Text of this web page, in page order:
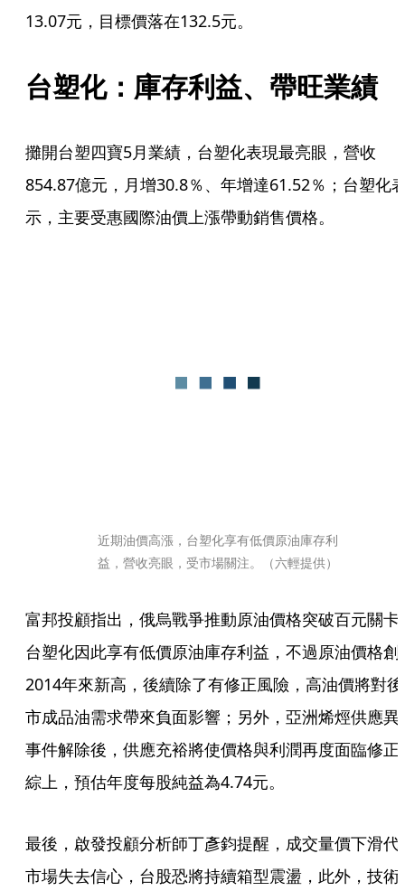
13.07元，目標價落在132.5元。
台塑化：庫存利益、帶旺業績
攤開台塑四寶5月業績，台塑化表現最亮眼，營收
854.87億元，月增30.8％、年增達61.52％；台塑化
示，主要受惠國際油價上漲帶動銷售價格。
近期油價高漲，台塑化享有低價原油庫存利
益，營收亮眼，受市場關注。（六輕提供）
富邦投顧指出，俄烏戰爭推動原油價格突破百元關卡
台塑化因此享有低價原油庫存利益，不過原油價格創
2014年來新高，後續除了有修正風險，高油價將對後
市成品油需求帶來負面影響；另外，亞洲烯烴供應異
事件解除後，供應充裕將使價格與利潤再度面臨修正
綜上，預估年度每股純益為4.74元。
最後，啟發投顧分析師丁彥鈞提醒，成交量價下滑代
市場失去信心，台股恐將持續箱型震盪，此外，技術